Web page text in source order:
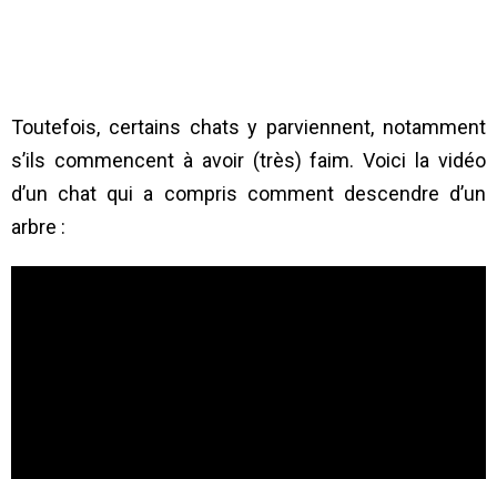
Toutefois, certains chats y parviennent, notamment
s’ils commencent à avoir (très) faim. Voici la vidéo
d’un chat qui a compris comment descendre d’un
arbre :